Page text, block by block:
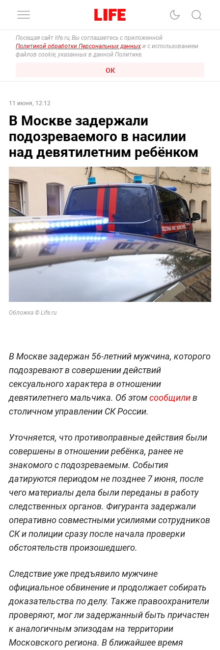
Посещая сайт life.ru, Вы соглашаетесь с приложенной
Политикой обработки Персональных данных и с использованием
файлов cookie, указанных в данной Политике.
ОК
11 июня, 12:12
В Москве задержали
подозреваемого в насилии
над девятилетним ребёнком
Обложка © Life.ru
В Москве задержан 56-летний мужчина, которого
подозревают в совершении действий
сексуального характера в отношении
девятилетнего мальчика. Об этомсообщилив
столичном управлении СК России.
Уточняется, что противоправные действия были
совершены в отношении ребёнка, ранее не
знакомого с подозреваемым. События
датируются периодом не позднее 7 июня, после
чего материалы дела были переданы в работу
следственных органов. Фигуранта задержали
оперативно совместными усилиями сотрудников
СК и полиции сразу после начала проверки
обстоятельств произошедшего.
Следствие уже предъявило мужчине
официальное обвинение и продолжает собирать
доказательства по делу. Также правоохранители
проверяют, мог ли задержанный быть причастен
к аналогичным эпизодам на территории
Московского региона. В ближайшее время